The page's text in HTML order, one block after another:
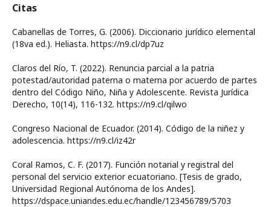
Citas
Cabanellas de Torres, G. (2006). Diccionario jurídico elemental
(18va ed.). Heliasta. https://n9.cl/dp7uz
Claros del Río, T. (2022). Renuncia parcial a la patria
potestad/autoridad paterna o materna por acuerdo de partes
dentro del Código Niño, Niña y Adolescente. Revista Jurídica
Derecho, 10(14), 116-132. https://n9.cl/qilwo
Congreso Nacional de Ecuador. (2014). Código de la niñez y
adolescencia. https://n9.cl/iz42r
Coral Ramos, C. F. (2017). Función notarial y registral del
personal del servicio exterior ecuatoriano. [Tesis de grado,
Universidad Regional Autónoma de los Andes].
https://dspace.uniandes.edu.ec/handle/123456789/5703